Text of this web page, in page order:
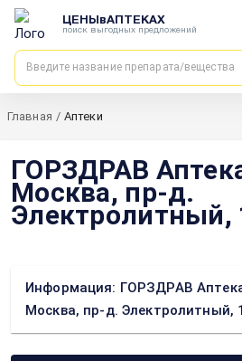
ЦЕНЫвАПТЕКАХ
поиск выгодных предложений
Главная / Аптеки
ГОРЗДРАВ
Москва, пр-д.
Электролитный,
Информация: ГОРЗДРАВ
Москва, пр-д. Электролитный,